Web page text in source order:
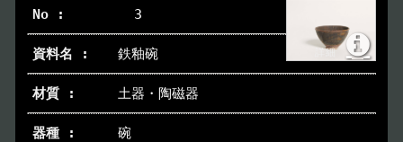
3
鉄釉碗
土器・陶磁器
碗